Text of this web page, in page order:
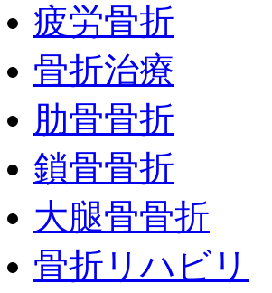
疲労骨折
骨折治療
肋骨骨折
鎖骨骨折
大腿骨骨折
骨折リハビリ